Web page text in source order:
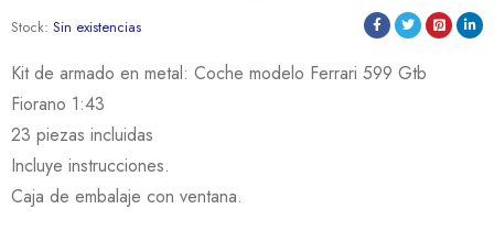
Stock: Sin existencias
Kit de armado en metal: Coche modelo Ferrari 599 Gtb
Fiorano 1:43
23 piezas incluidas
Incluye instrucciones.
Caja de embalaje con ventana.